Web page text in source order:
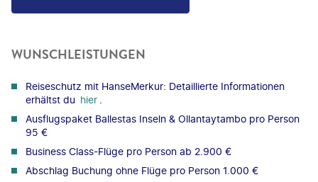
WUNSCHLEISTUNGEN
Reiseschutz mit HanseMerkur: Detaillierte Informationen
erhältst du hier
Ausflugspaket Ballestas Inseln & Ollantaytambo pro Person
95 €
Business Class-Flüge pro Person ab 2.900 €
Abschlag Buchung ohne Flüge pro Person 1.000 €